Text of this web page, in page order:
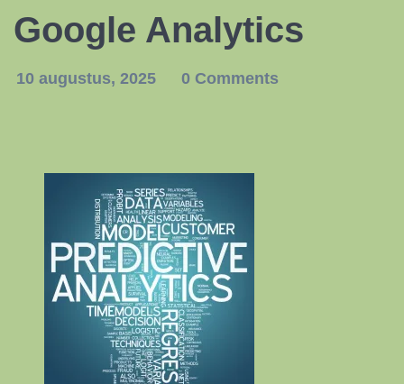
Google Analytics
10 augustus, 2025 0 Comments